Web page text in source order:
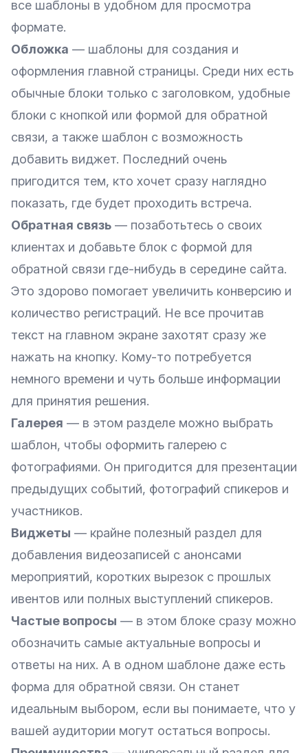
все шаблоны в удобном для просмотра
формате.
Обложка — шаблоны для создания и
оформления главной страницы. Среди них есть
обычные блоки только с заголовком, удобные
блоки с кнопкой или формой для обратной
связи, а также шаблон с возможность
добавить виджет. Последний очень
пригодится тем, кто хочет сразу наглядно
показать, где будет проходить встреча.
Обратная связь — позаботьтесь о своих
клиентах и добавьте блок с формой для
обратной связи где-нибудь в середине сайта.
Это здорово помогает увеличить конверсию и
количество регистраций. Не все прочитав
текст на главном экране захотят сразу же
нажать на кнопку. Кому-то потребуется
немного времени и чуть больше информации
для принятия решения.
Галерея — в этом разделе можно выбрать
шаблон, чтобы оформить галерею с
фотографиями. Он пригодится для презентации
предыдущих событий, фотографий спикеров и
участников.
Виджеты — крайне полезный раздел для
добавления видеозаписей с анонсами
мероприятий, коротких вырезок с прошлых
ивентов или полных выступлений спикеров.
Частые вопросы — в этом блоке сразу можно
обозначить самые актуальные вопросы и
ответы на них. А в одном шаблоне даже есть
форма для обратной связи. Он станет
идеальным выбором, если вы понимаете, что у
вашей аудитории могут остаться вопросы.